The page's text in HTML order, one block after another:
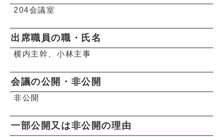
204会議室
出席職員の職・氏名
横内主幹、小林主事
会議の公開・非公開
非公開
一部公開又は非公開の理由